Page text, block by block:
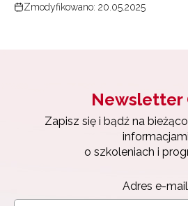
Zmodyfikowano: 20.05.2025
Newsletter
Zapisz się i bądź na
informacjami
o szkoleniach i
Adres e-